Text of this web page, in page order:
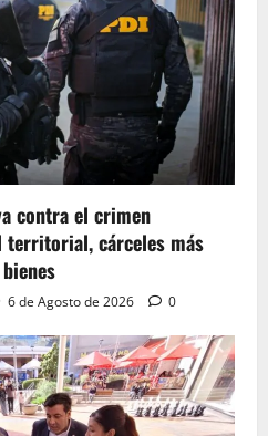
contra el crimen
territorial, cárceles más
6 de Agosto de 2026 0